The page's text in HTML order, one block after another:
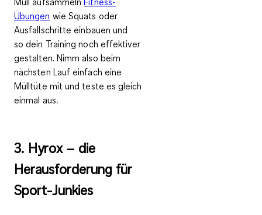
Übungen wie Squats oder
Ausfallschritte einbauen und
sodein Training noch effektiver
gestalten. Nimm also beim
nächsten Lauf einfach eine
Mülltüte mit und teste es gleich
einmal aus.
3. Hyrox – die
Herausforderung für
Sport-Junkies